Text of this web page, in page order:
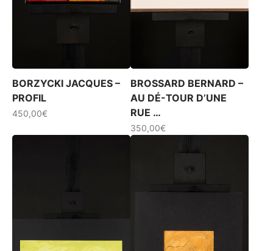
BORZYCKI JACQUES –
PROFIL
450,00€
BROSSARD BERNARD –
AU DÉ-TOUR D’UNE
RUE …
350,00€